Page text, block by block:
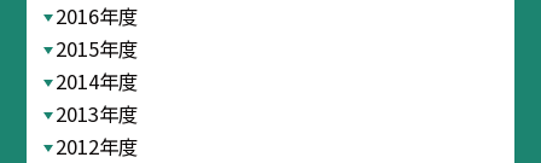
2016年度
2015年度
2014年度
2013年度
2012年度